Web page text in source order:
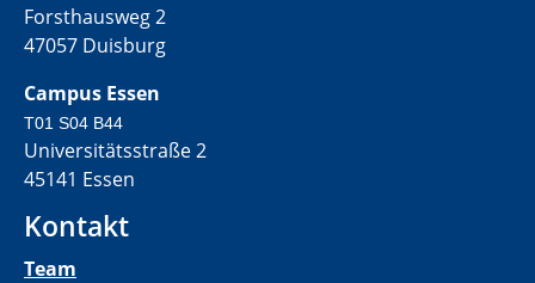
Forsthausweg 2
47057 Duisburg
Campus Essen
T01 S04 B44
Universitätsstraße 2
45141 Essen
Kontakt
Team